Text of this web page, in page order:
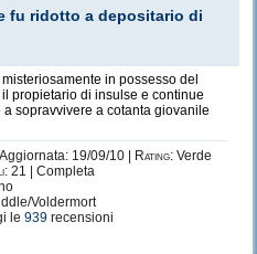
fu ridotto a depositario di
in possesso del
propietario di insulse e continue
sopravvivere a cotanta giovanile
19/09/10 | Rating: Verde
21 | Completa
Voldermort
le 939 recensioni